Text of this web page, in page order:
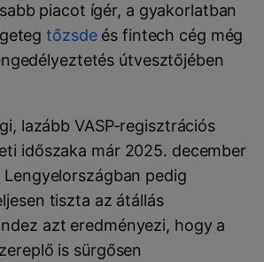
piacot ígér, a gyakorlatban
tőzsdeés fintech cég még
útvesztőjében
lazább VASP-regisztrációs
időszaka már 2025. december
pedig
tiszta az átállás
azt eredményezi, hogy a
is sürgősen